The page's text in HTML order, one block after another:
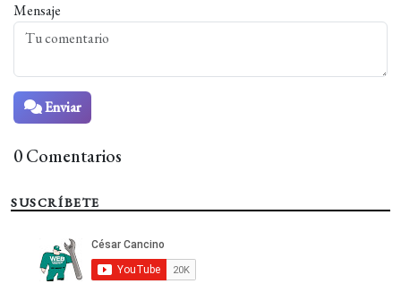
Mensaje
Enviar
0 Comentarios
SUSCRÍBETE